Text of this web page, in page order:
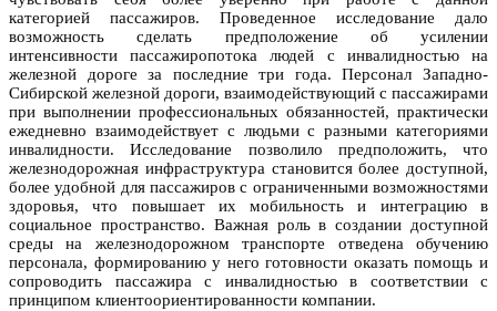
категорией пассажиров. Проведенное исследование дало
возможность сделать предположение об усилении
интенсивности пассажиропотока людей с инвалидностью на
железной дороге за последние три года. Персонал Западно-
Сибирской железной дороги, взаимодействующий с пассажирами
при выполнении профессиональных обязанностей, практически
ежедневно взаимодействует с людьми с разными категориями
инвалидности. Исследование позволило предположить, что
железнодорожная инфраструктура становится более доступной,
более удобной для пассажиров с ограниченными возможностями
здоровья, что повышает их мобильность и интеграцию в
социальное пространство. Важная роль в создании доступной
среды на железнодорожном транспорте отведена обучению
персонала, формированию у него готовности оказать помощь и
сопроводить пассажира с инвалидностью в соответствии с
принципом клиентоориентированности компании.